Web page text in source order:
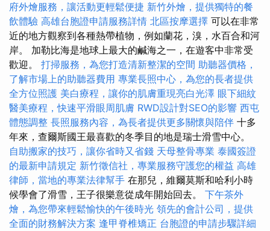
府外燴服務，讓活動更輕鬆便捷 新竹外燴，提供獨特的餐
飲體驗 高雄台胞證申請服務詳情 北區按摩選擇 可以在非常
近的地方觀察到各種熱帶植物，例如蘭花，溴，水百合和河
岸。 加勒比海是地球上最大的鹹海之一，在遊客中非常受
歡迎。 打掃服務，為您打造清新整潔的空間 助聽器價格，
了解市場上的助聽器費用 專業長照中心，為您的長者提供
全方位照護 美白療程，讓你的肌膚重現亮白光澤 眼下細紋
醫美療程，快速平滑眼周肌膚 RWD設計對SEO的影響 西屯
體態調整 長照服務內容，為長者提供更多關懷與陪伴 十多
年來，查爾斯國王最喜歡的冬季目的地是瑞士滑雪中心。
自助搬家的技巧，讓你省時又省錢 天母整骨專業 泰國簽證
的最新申請規定 新竹徵信社，專業服務守護您的權益 高雄
律師，當地的專業法律幫手 在那兒，維爾莫斯和哈利小時
候學會了滑雪，王子很樂意從成年開始回去。 下午茶外
燴，為您帶來輕鬆愉快的午後時光 領先的會計公司，提供
全面的財務解決方案 逢甲脊椎矯正 台胞證的申請步驟詳細